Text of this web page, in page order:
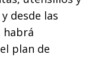
desde las
habrá
plan de